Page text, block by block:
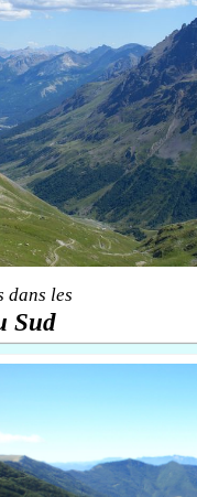
dans les
Sud